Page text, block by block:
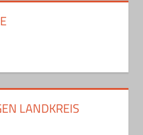
LANDKREIS